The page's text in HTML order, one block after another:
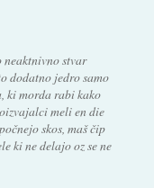
neaktnivno stvar
dodatno jedro samo
ki morda rabi kako
meli en die
skos, maš čip
ki ne delajo oz se ne